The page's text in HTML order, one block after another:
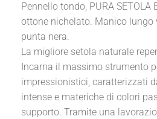
Pennello tondo, PURA SETOLA
ottone nichelato. Manico lungo
punta nera.
La migliore setola naturale
Incarna il massimo strumento
impressionistici, caratterizzati
intense e materiche di colori
supporto. Tramite una